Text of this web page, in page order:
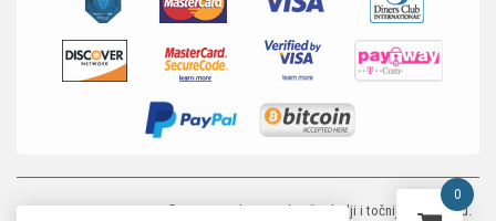
MP-ELEKTRONIKA SHOP© 2026. Trudimo se dati što bolji i točniji opis i sliku.
0